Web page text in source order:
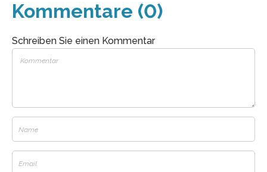
Kommentare (0)
Schreiben Sie einen Kommentar